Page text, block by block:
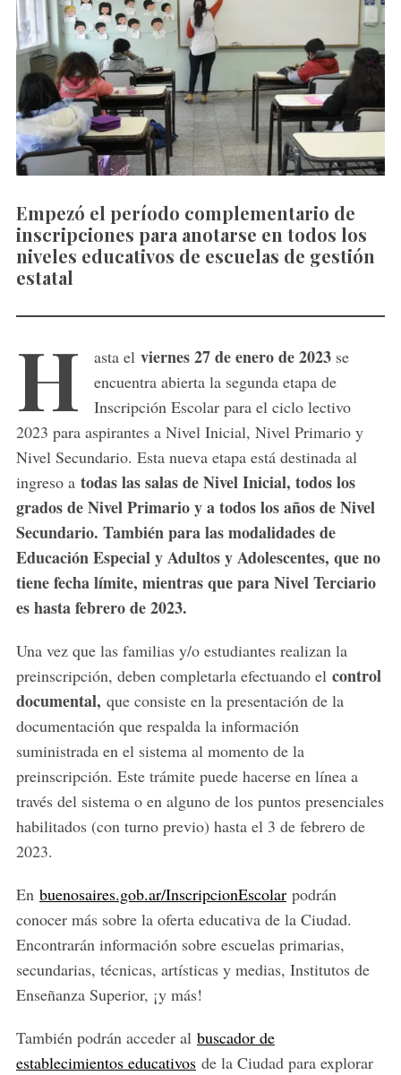
Empezó el período complementario de
inscripciones para anotarse en todos los
niveles educativos de escuelas de gestión
estatal
H asta el viernes 27 de enero de 2023se
encuentra abierta la segunda etapa de
Inscripción Escolar para el ciclo lectivo
2023 para aspirantes a Nivel Inicial, Nivel Primario y
Nivel Secundario. Esta nueva etapa está destinada al
ingreso a todas las salas de Nivel Inicial, todos los
grados de Nivel Primario y a todos los años de Nivel
Secundario. También para las modalidades de
Educación Especial y Adultos y Adolescentes, que no
tiene fecha límite, mientras que para Nivel Terciario
es hasta febrero de 2023.
Una vez que las familias y/o estudiantes realizan la
preinscripción, deben completarla efectuando el control
documental, que consiste en la presentación de la
documentación que respalda la información
suministrada en el sistema al momento de la
preinscripción. Este trámite puede hacerse en línea a
través del sistema o en alguno de los puntos presenciales
habilitados (con turno previo) hasta el 3 de febrero de
2023.
En buenosaires.gob.ar/InscripcionEscolarpodrán
conocer más sobre la oferta educativa de la Ciudad.
Encontrarán información sobre escuelas primarias,
secundarias, técnicas, artísticas y medias, Institutos de
Enseñanza Superior, ¡y más!
También podrán acceder al buscador de
establecimientos educativosde la Ciudad para explorar